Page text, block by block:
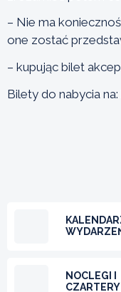
– Nie ma
one zostać
– kupując bilet
Bilety do nabycia na:
NOCLEGI I
CZARTERY